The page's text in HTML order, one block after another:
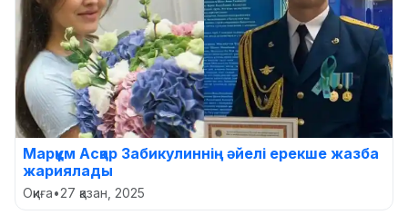
Марқұм Асқар Забикулиннің әйелі ерекше жазба
жариялады
Оқиға•27 қазан, 2025